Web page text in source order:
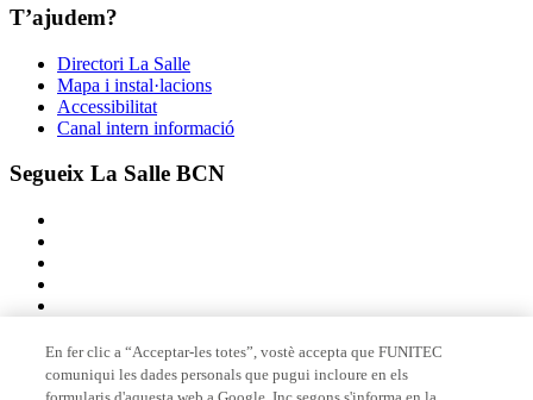
T’ajudem?
Directori La Salle
Mapa i instal·lacions
Accessibilitat
Canal intern informació
Segueix La Salle BCN
Membre de
En fer clic a “Acceptar-les totes”, vostè accepta que FUNITEC
comuniqui les dades personals que pugui incloure en els